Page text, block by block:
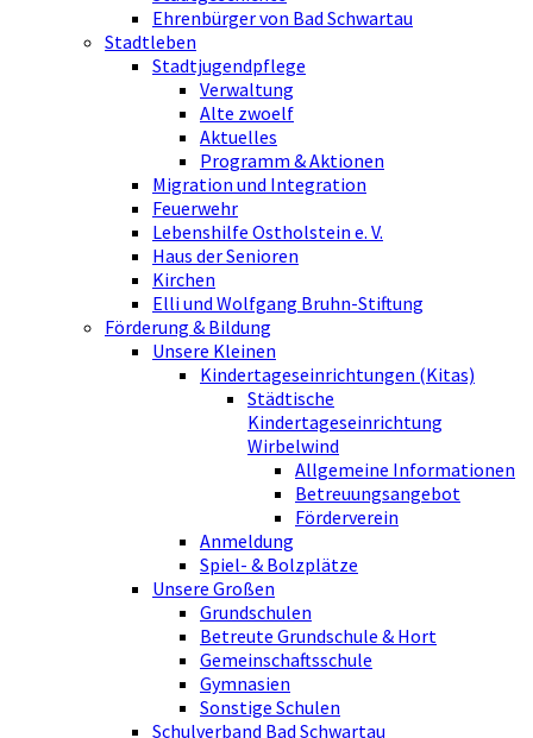
Ehrenbürger von Bad Schwartau
Stadtleben
Stadtjugendpflege
Verwaltung
Alte zwoelf
Aktuelles
Programm & Aktionen
Migration und Integration
Feuerwehr
Lebenshilfe Ostholstein e. V.
Haus der Senioren
Kirchen
Elli und Wolfgang Bruhn-Stiftung
Förderung & Bildung
Unsere Kleinen
Kindertageseinrichtungen (Kitas)
Städtische
Kindertageseinrichtung
Wirbelwind
Allgemeine Informationen
Betreuungsangebot
Förderverein
Anmeldung
Spiel- & Bolzplätze
Unsere Großen
Grundschulen
Betreute Grundschule & Hort
Gemeinschaftsschule
Gymnasien
Sonstige Schulen
Schulverband Bad Schwartau